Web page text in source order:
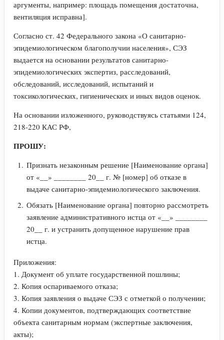
аргументы, например: площадь помещения достаточна,
вентиляция исправна].
Согласно ст. 42 Федерального закона «О санитарно-
эпидемиологическом благополучии населения», СЭЗ
выдается на основании результатов санитарно-
эпидемиологических экспертиз, расследований,
обследований, исследований, испытаний и
токсикологических, гигиенических и иных видов оценок.
На основании изложенного, руководствуясь статьями 124,
218-220 КАС РФ,
ПРОШУ:
Признать незаконным решение [Наименование органа]
от «__» ________ 20__ г. № [номер] об отказе в
выдаче санитарно-эпидемиологического заключения.
Обязать [Наименование органа] повторно рассмотреть
заявление административного истца от «__» ________
20__ г. и устранить допущенное нарушение прав
истца.
Приложения:
1. Документ об уплате государственной пошлины;
2. Копия оспариваемого отказа;
3. Копия заявления о выдаче СЭЗ с отметкой о получении;
4. Копии документов, подтверждающих соответствие
объекта санитарным нормам (экспертные заключения,
акты);